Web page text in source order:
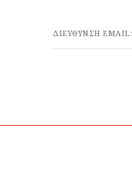
ΔΙΕΥΘΥΝΣΗ EMAIL: